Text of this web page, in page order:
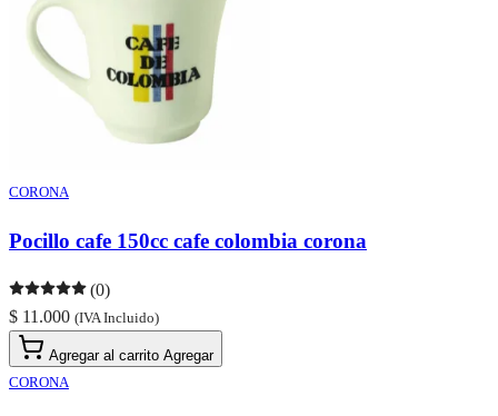
CORONA
Pocillo cafe 150cc cafe colombia corona
(0)
$ 11.000 (IVA Incluido)
Agregar al carrito Agregar
CORONA